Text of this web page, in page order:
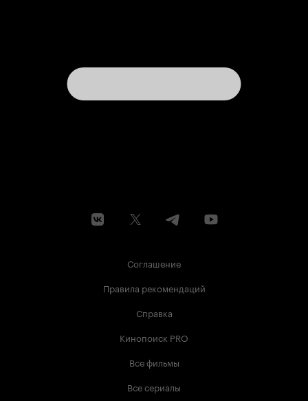
Соглашение
Правила рекомендаций
Справка
Кинопоиск PRO
Все фильмы
Все сериалы